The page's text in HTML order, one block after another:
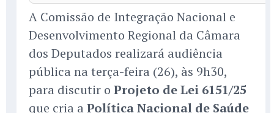
A Comissão de Integração Nacional e
Desenvolvimento Regional da Câmara
dos Deputados realizará audiência
pública na terça-feira (26), às 9h30,
para discutir o Projeto de Lei 6151/25
que cria a Política Nacional de Saúde